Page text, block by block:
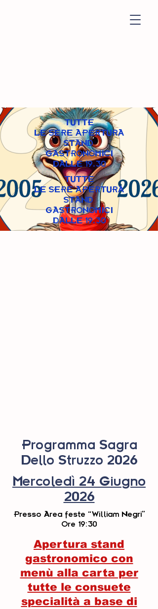
TUTTE
LE SERE APERTURA
STAND
GASTRONOMICI
DALLE 19.30
TUTTE
LE SERE APERTURA
STAND
GASTRONOMICI
DALLE 19.30
Programma Sagra
Dello Struzzo 2026
Mercoledì 24 Giugno
2026
Presso Area feste “William Negri”
Ore 19:30
Apertura stand
gastronomico con
menù alla carta per
tutte le consuete
specialità a base di